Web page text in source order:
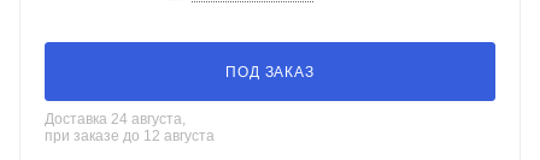
ПОД ЗАКАЗ
Доставка 24 августа,
при заказе до 12 августа